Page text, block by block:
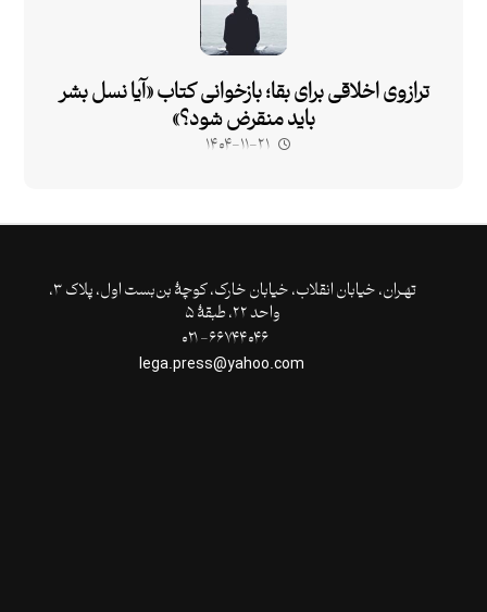
ترازوی اخلاقی برای بقا؛ بازخوانی کتاب «آیا نسل بشر
باید منقرض شود؟»
۱۴۰۴-۱۱-۲۱
تهـران،‌ خیابان انقلاب، خیابان خارک، کوچۀ بن‌بست اول، پلاک ۳،
واحد ۲۲، طبقۀ ۵